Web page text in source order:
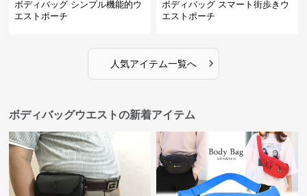
ボディバッグ シンプル機能的ウ
エストポーチ
ボディバッグ スマート街歩きウ
エストポーチ
人気アイテム一覧へ ›
ボディバッグウエストの新着アイテム